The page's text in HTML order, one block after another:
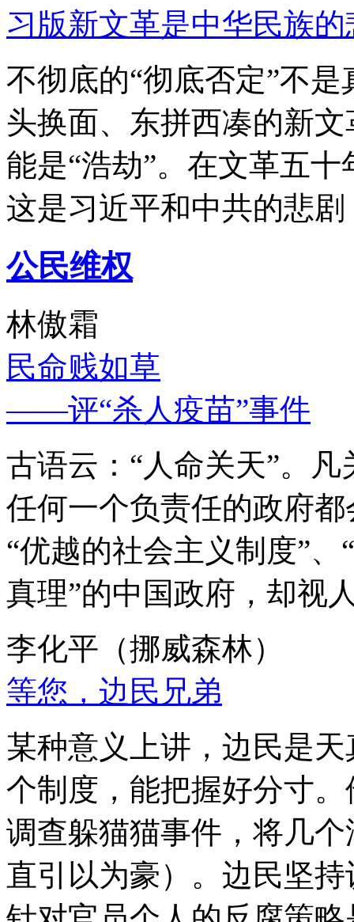
习版新文革是中华民族的
不彻底的“彻底否定”不
头换面、东拼西凑的新
能是“浩劫”。在文革五
这是习近平和中共的悲
公民维权
林傲霜
民命贱如草
——评“杀人疫苗”事件
古语云：“人命关天”。
任何一个负责任的政府
“优越的社会主义制度”
真理”的中国政府，却视
李化平（挪威森林）
等您，边民兄弟
某种意义上讲，边民是
个制度，能把握好分寸
调查躲猫猫事件，将几
直引以为豪）。边民坚